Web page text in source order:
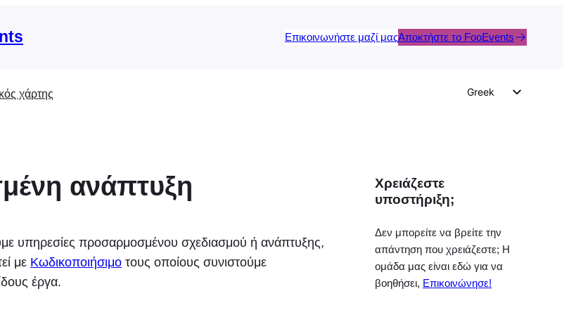
Επικοινωνήστε μαζί μαςΑποκτήστε το FooEvents
χάρτης
Greek
Portuguese
French
Polish
ανάπτυξη
υπηρεσίες προσαρμοσμένου σχεδιασμού ή ανάπτυξης,
με Κωδικοποιήσιμο τους οποίους συνιστούμε
έργα.
Χρειάζεστε
υποστήριξη;
Δεν μπορείτε να βρείτε την
απάντηση που χρειάζεστε; Η
ομάδα μας είναι εδώ για να
βοηθήσει, Επικοινώνησε!